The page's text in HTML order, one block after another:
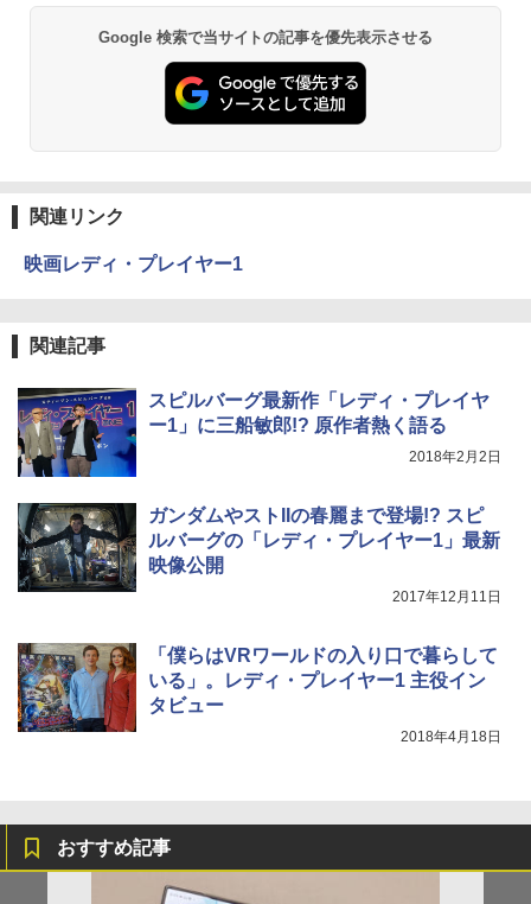
Google 検索で当サイトの記事を優先表示させる
関連リンク
映画レディ・プレイヤー1
関連記事
スピルバーグ最新作「レディ・プレイヤ
ー1」に三船敏郎!? 原作者熱く語る
2018年2月2日
ガンダムやストIIの春麗まで登場!? スピ
ルバーグの「レディ・プレイヤー1」最新
映像公開
2017年12月11日
「僕らはVRワールドの入り口で暮らして
いる」。レディ・プレイヤー1 主役イン
タビュー
2018年4月18日
おすすめ記事